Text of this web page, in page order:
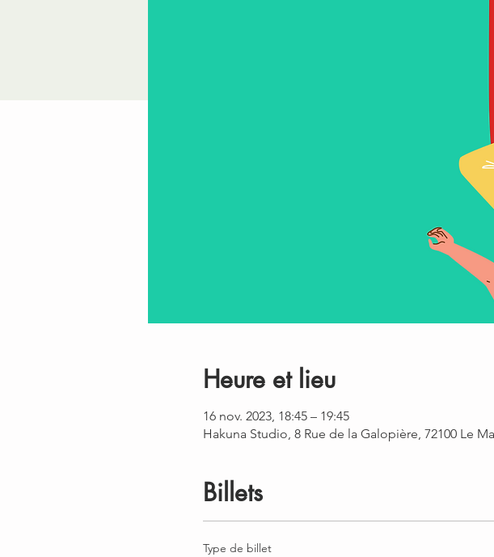
Heure et lieu
16 nov. 2023, 18:45 – 19:45
Hakuna Studio, 8 Rue de la Galopière, 72100 Le
Billets
Type de billet